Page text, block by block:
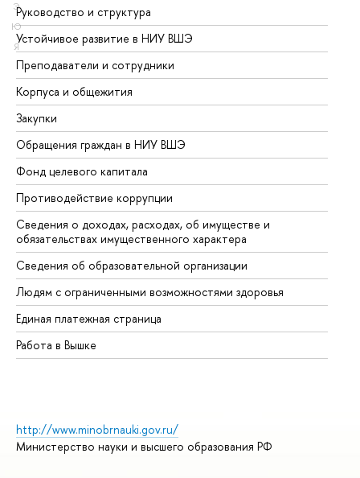
Э
Ю
Я
Руководство и структура
Устойчивое развитие в НИУ ВШЭ
Преподаватели и сотрудники
Корпуса и общежития
Закупки
Обращения граждан в НИУ ВШЭ
Фонд целевого капитала
Противодействие коррупции
Сведения о доходах, расходах, об имуществе и
обязательствах имущественного характера
Сведения об образовательной организации
Людям с ограниченными возможностями здоровья
Единая платежная страница
Работа в Вышке
http://www.minobrnauki.gov.ru/
Министерство науки и высшего образования РФ